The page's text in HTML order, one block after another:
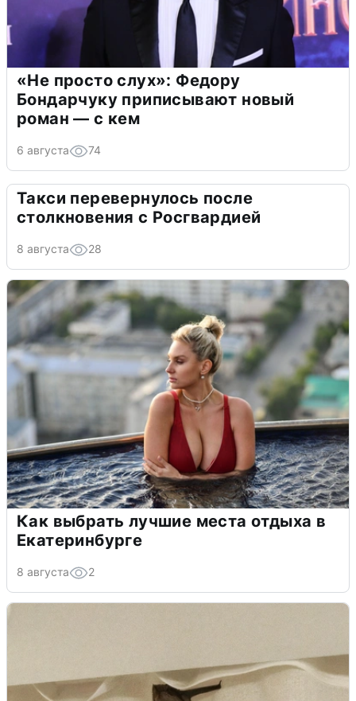
«Не просто слух»: Федору
Бондарчуку приписывают новый
роман — с кем
6 августа 74
Такси перевернулось после
столкновения с Росгвардией
8 августа 28
Как выбрать лучшие места отдыха в
Екатеринбурге
8 августа 2